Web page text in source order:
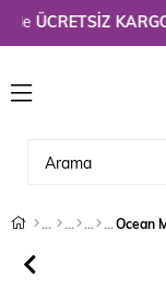
ÜCRETSİZ KARGO!